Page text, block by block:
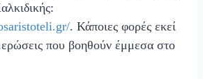
. Κάποιες φορές εκεί
που βοηθούν έμμεσα στο